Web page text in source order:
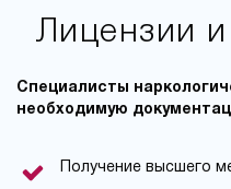
Лицензии
Специалисты
необходимую
Получение высшего